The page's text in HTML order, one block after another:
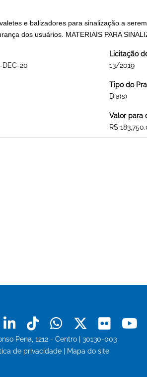
e balizadores para sinalização a
dos usuários. MATERIAIS PARA
DEC-20
Licitação
13/2019
Tipo do
Dia(s)
Valor para
R$
Instagram
LinkedinTiktokWhatsapp
X Flickr
Pena, 1212 - Centro | 30130-003
de privacidade
Mapa do site